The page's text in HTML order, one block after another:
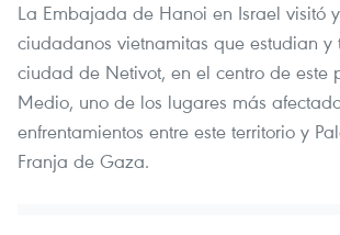
La Embajada de Hanoi en Israel visitó
ciudadanos vietnamitas que estudian
ciudad de Netivot, en el centro de este
Medio, uno de los lugares más
enfrentamientos entre este territorio y
Franja de Gaza.